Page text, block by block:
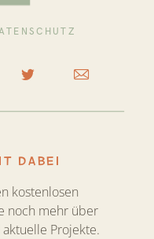
DABEI
kostenlosen
noch mehr über
Projekte.